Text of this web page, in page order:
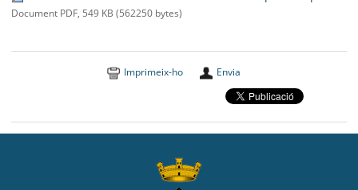
Document PDF, 549 KB (562250 bytes)
Imprimeix-ho Envia